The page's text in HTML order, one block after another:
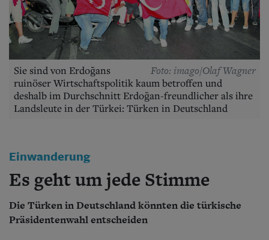
Wer wir sind
Aktuelle Ausgabe
Abonnenten-Login
Berlin-Brandenburg
Schlesien
Danzig und Westpreußen
Bücher
Kontakt
Impressum
Datenschutz
Foto: imago/Olaf Wagner
Sie sind von Erdoğans
ruinöser Wirtschaftspolitik kaum betroffen und
deshalb im Durchschnitt Erdoğan-freundlicher als ihre
Landsleute in der Türkei: Türken in Deutschland
Einwanderung
Es geht um jede Stimme
Die Türken in Deutschland könnten die türkische
Präsidentenwahl entscheiden